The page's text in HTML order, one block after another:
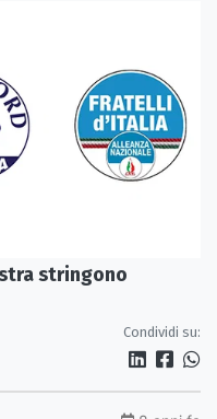
stringono
Condividi su: